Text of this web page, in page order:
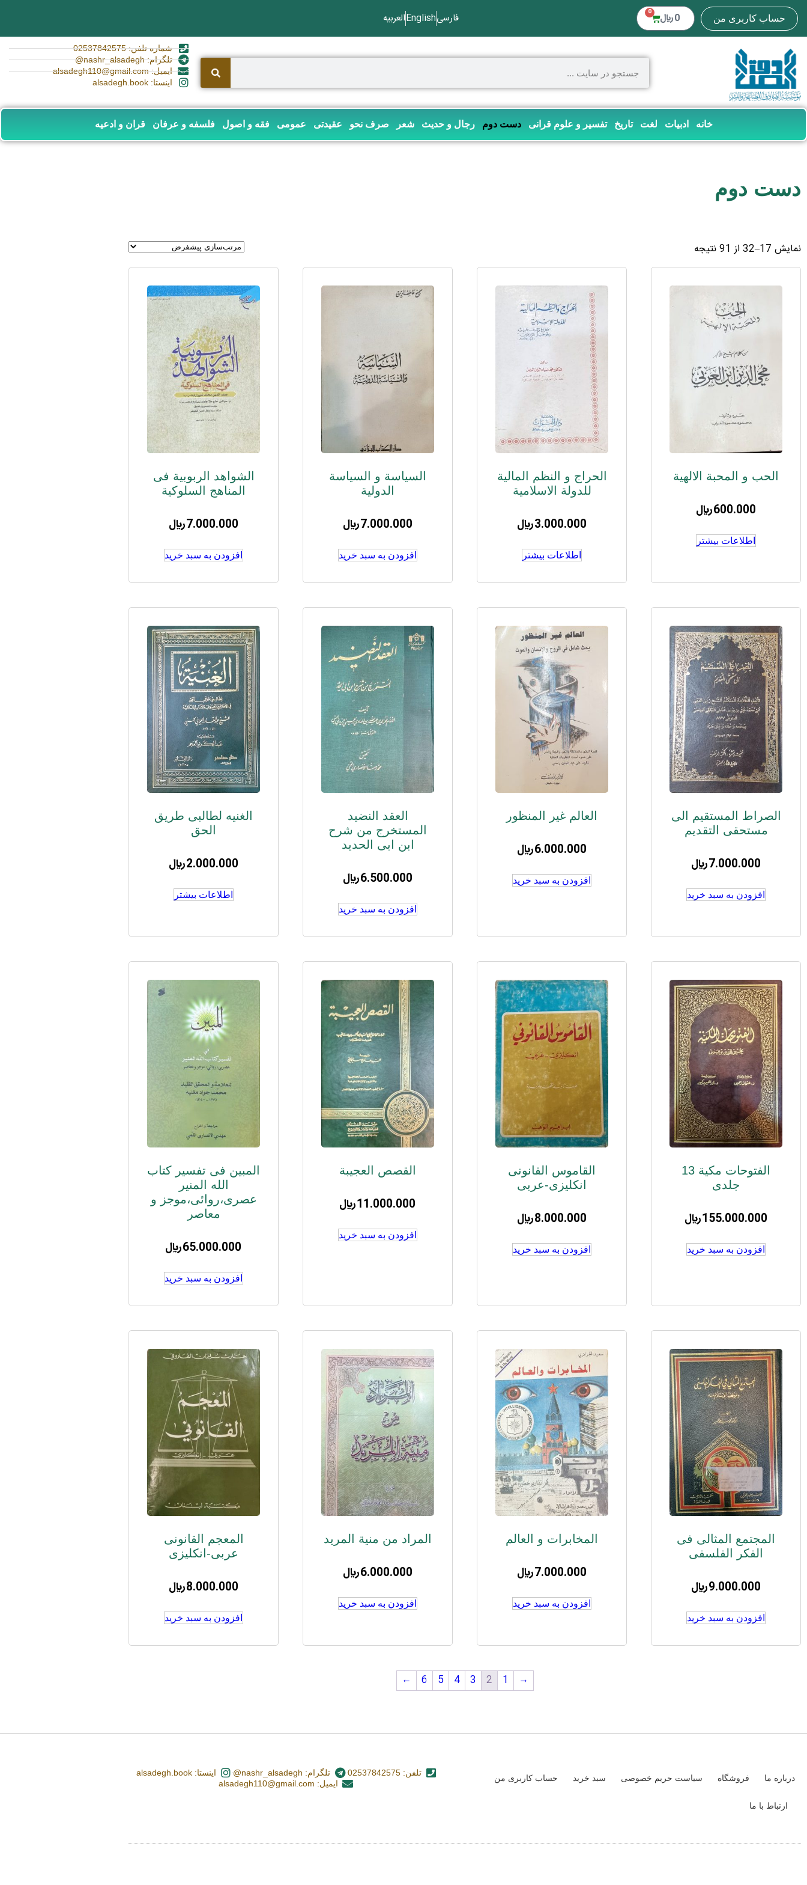
حساب کاربری من 0 ﷼ 0 فارسیEnglishالعربیه
شماره تلفن: 02537842575
تلگرام: nashr_alsadegh@
ایمیل: alsadegh110@gmail.com
اینستا: alsadegh.book
خانه ادبیات لغت تاریخ تفسیر و علوم قرانی دست دوم رجال و حدیث شعر صرف نحو عقیدتی عمومی فقه و اصول فلسفه و عرفان قران و ادعیه
دست دوم
نمایش 17–32 از 91 نتیجه
الحب و المحبة الالهیة
600.000﷼
اطلاعات بیشتر
الحراج و النظم المالیة
للدولة الاسلامیة
3.000.000﷼
اطلاعات بیشتر
السیاسة و السیاسة
الدولیة
7.000.000﷼
افزودن به سبد خرید
الشواهد الربوبیة فی
المناهج السلوکیة
7.000.000﷼
افزودن به سبد خرید
الصراط المستقیم الی
مستحقی التقدیم
7.000.000﷼
افزودن به سبد خرید
العالم غیر المنظور
6.000.000﷼
افزودن به سبد خرید
العقد النضید
المستخرج من شرح
ابن ابی الحدید
6.500.000﷼
افزودن به سبد خرید
الغنیه لطالبی طریق
الحق
2.000.000﷼
اطلاعات بیشتر
الفتوحات مکیة 13
جلدی
155.000.000﷼
افزودن به سبد خرید
القاموس القانونی
انکلیزی-عربی
8.000.000﷼
افزودن به سبد خرید
القصص العجیبة
11.000.000﷼
افزودن به سبد خرید
المبین فی تفسیر کتاب
الله المنیر
عصری،روائی،موجز و
معاصر
65.000.000﷼
افزودن به سبد خرید
المجتمع المثالی فی
الفکر الفلسفی
9.000.000﷼
افزودن به سبد خرید
المخابرات و العالم
7.000.000﷼
افزودن به سبد خرید
المراد من منیة المرید
6.000.000﷼
افزودن به سبد خرید
المعجم القانونی
عربی-انکلیزی
8.000.000﷼
افزودن به سبد خرید
→
1
2
3
4
5
6
←
درباره ما فروشگاه سیاست حریم خصوصی سبد خرید حساب کاربری من
ارتباط با ما
تلفن: 02537842575 تلگرام: nashr_alsadegh@
اینستا: alsadegh.book
ایمیل: alsadegh110@gmail.com